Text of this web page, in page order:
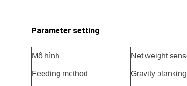
Parameter setting
Mô hình Net weight
Feeding method Gravity blanking